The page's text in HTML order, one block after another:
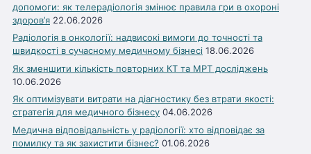
допомоги: як телерадіологія змінює правила гри в охороні
здоров’я 22.06.2026
Радіологія в онкології: надвисокі вимоги до точності та
швидкості в сучасному медичному бізнесі 18.06.2026
Як зменшити кількість повторних КТ та МРТ досліджень
10.06.2026
Як оптимізувати витрати на діагностику без втрати якості:
стратегія для медичного бізнесу 04.06.2026
Медична відповідальність у радіології: хто відповідає за
помилку та як захистити бізнес? 01.06.2026